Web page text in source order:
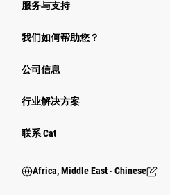
服务与支持
我们如何帮助您？
公司信息
行业解决方案
行业
联系 Cat
Africa, Middle East ‧ Chinese